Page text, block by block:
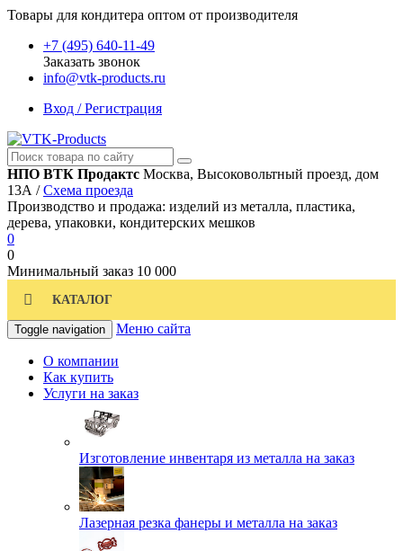
Товары для кондитера оптом от производителя
+7 (495) 640-11-49
Заказать звонок
info@vtk-products.ru
Вход / Регистрация
НПО ВТК Продактс Москва, Высоковольтный проезд, дом
13А /Схема проезда
Производство и продажа: изделий из металла, пластика,
дерева, упаковки, кондитерских мешков
0
0
Минимальный заказ 10 000
КАТАЛОГ
Toggle navigation Меню сайта
О компании
Как купить
Услуги на заказ
Изготовление инвентаря из металла на заказ
Лазерная резка фанеры и металла на заказ